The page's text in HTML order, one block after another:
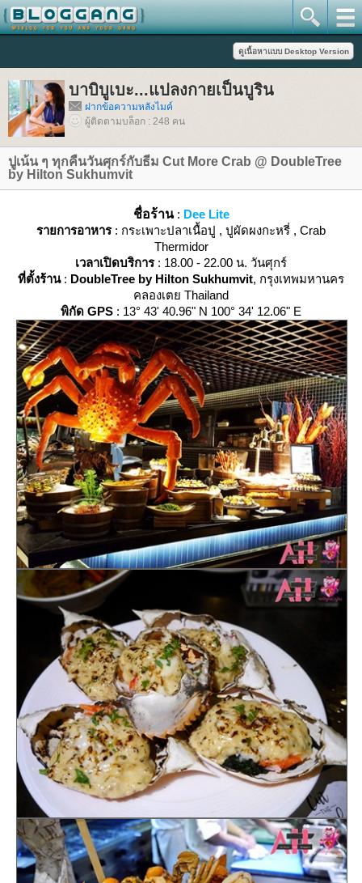
บาบิบูเบะ...แปลงกายเป็นบูริน
ฝากข้อความหลังไมค์
ผู้ติดตามบล็อก : 248 คน
ปูเน้น ๆ ทุกคืนวันศุกร์กับธีม Cut More Crab @ DoubleTree
by Hilton Sukhumvit
ชื่อร้าน: Dee Lite
รายการอาหาร: กระเพาะปลาเนื้อปู , ปูผัดผงกะหรี่ , Crab
Thermidor
เวลาเปิดบริการ: 18.00 - 22.00 น. วันศุกร์
ที่ตั้งร้าน: DoubleTree by Hilton Sukhumvit, กรุงเทพมหานคร
คลองเตย Thailand
พิกัด GPS : 13° 43' 40.96" N 100° 34' 12.06" E